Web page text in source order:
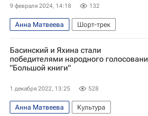
9 февраля 2024, 14:18 132
Анна Матвеева
Шорт-трек
Владимир Балбеков
Елена Серегина
Конькобежный спорт
Басинский и Яхина стали
победителями народного
"Большой книги"
1 декабря 2022, 13:25 528
Анна Матвеева
Культура